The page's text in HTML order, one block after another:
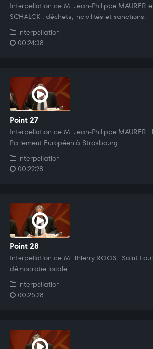
Interpellation de M. Jean-Philippe MAURER
SCHALCK : déchets, incivilités et sanctions.
Interpellation
00:24:38
Point 27
Interpellation de M. Jean-Philippe MAURER :
Parlement Européen à Strasbourg.
Interpellation
00:22:28
Point 28
Interpellation de M. Thierry ROOS : Saint
démocratie locale.
Interpellation
00:25:28